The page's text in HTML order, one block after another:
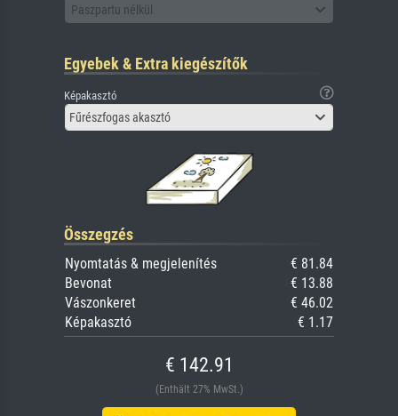
Paszpartu nélkül
Egyebek & Extra kiegészítők
Képakasztó
Fűrészfogas akasztó
Összegzés
Nyomtatás & megjelenítés
€ 81.84
Bevonat
€ 13.88
Vászonkeret
€ 46.02
Képakasztó
€ 1.17
€ 142.91
(Enthält 27% MwSt.)